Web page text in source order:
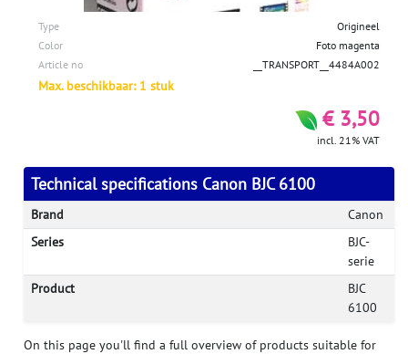
Type
Origineel
Color
Foto magenta
Article no
__TRANSPORT__4484A002
Max. beschikbaar: 1 stuk
€ 3,50
incl. 21% VAT
Technical specifications Canon BJC 6100
Brand
Canon
Series
BJC-
serie
Product
BJC
6100
On this page you'll find a full overview of products suitable for